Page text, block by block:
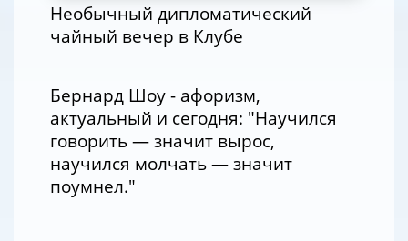
Необычный дипломатический
чайный вечер в Клубе
Бернард Шоу - афоризм,
актуальный и сегодня: "Научился
говорить — значит вырос,
научился молчать — значит
поумнел."